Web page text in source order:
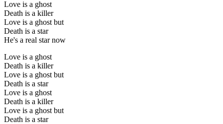
Love is a ghost
Death is a killer
Love is a ghost but
Death is a star
He's a real star now
Love is a ghost
Death is a killer
Love is a ghost but
Death is a star
Love is a ghost
Death is a killer
Love is a ghost but
Death is a star